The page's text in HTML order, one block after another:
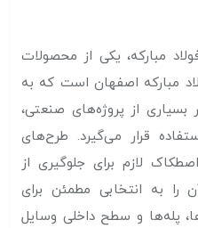
آجدار 3 میل 6000*1500 فولاد مبارکه، یکی از محصولات
مبارکه اصفهان است که به
بسیاری از پروژه‌های صنعتی،
قرار می‌گیرد. طرح‌های
لازم برای جلوگیری از
را به انتخابی مطمئن برای
پله‌ها و سطح داخلی وسایل